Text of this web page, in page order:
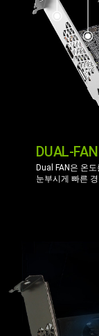
DUAL-FAN
Dual FAN은 온
눈부시게 빠른